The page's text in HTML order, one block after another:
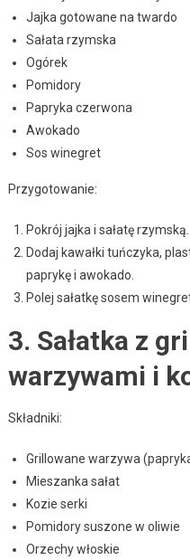
Jajka gotowane na twardo
Sałata rzymska
Ogórek
Pomidory
Papryka czerwona
Awokado
Sos winegret
Przygotowanie:
Pokrój jajka i sałatę rzymską.
Dodaj kawałki tuńczyka,
paprykę i awokado.
Polej sałatkę sosem
3. Sałatka z
warzywami i
Składniki:
Grillowane warzywa
Mieszanka sałat
Kozie serki
Pomidory suszone w oliwie
Orzechy włoskie